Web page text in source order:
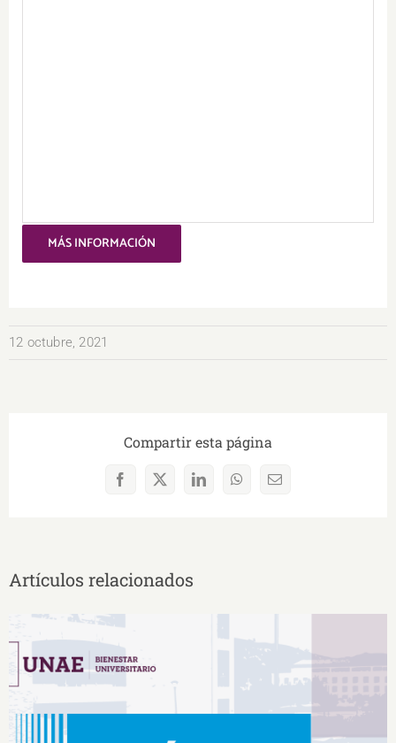
MÁS INFORMACIÓN
12 octubre, 2021
Compartir esta página
Facebook
X LinkedInWhatsAppCorreo
Artículos relacionados